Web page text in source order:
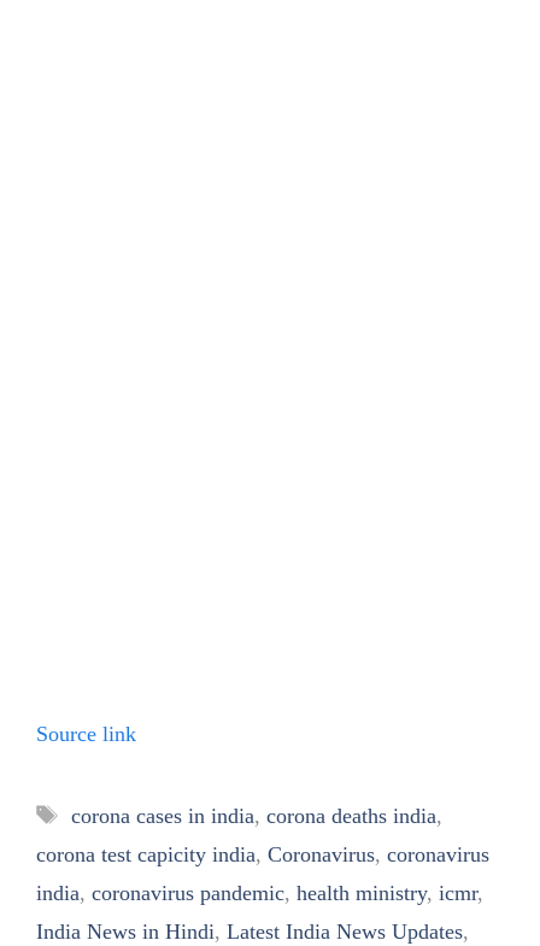
Source link
Tags
corona cases in india, corona deaths india,
corona test capicity india, Coronavirus, coronavirus
india, coronavirus pandemic, health ministry, icmr,
India News in Hindi, Latest India News Updates,